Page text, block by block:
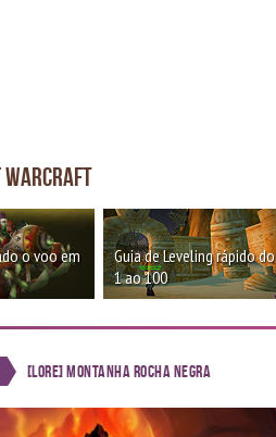
Warcraft
o voo em
Guia de Leveling rápido do
1 ao 100
[Lore] Montanha Rocha Negra